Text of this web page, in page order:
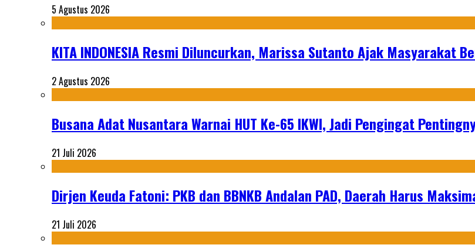
5 Agustus 2026
KITA INDONESIA Resmi Diluncurkan, Marissa Sutanto Ajak Masyarakat
2 Agustus 2026
Busana Adat Nusantara Warnai HUT Ke-65 IKWI, Jadi Pengingat
21 Juli 2026
Dirjen Keuda Fatoni: PKB dan BBNKB Andalan PAD, Daerah Harus
21 Juli 2026